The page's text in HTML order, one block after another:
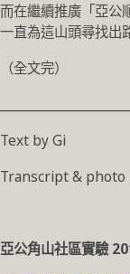
而在繼續推廣「亞公
一直為這山頭尋找出
（全文完）
Text by Gi
Transcript & photo
亞公角山社區實驗